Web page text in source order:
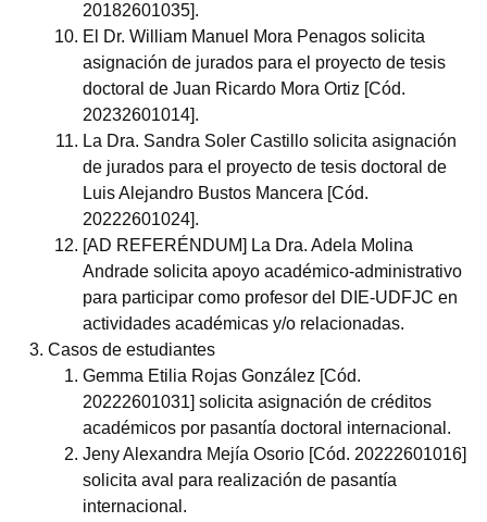
20182601035].
El Dr. William Manuel Mora Penagos solicita
asignación de jurados para el proyecto de tesis
doctoral de Juan Ricardo Mora Ortiz [Cód.
20232601014].
La Dra. Sandra Soler Castillo solicita asignación
de jurados para el proyecto de tesis doctoral de
Luis Alejandro Bustos Mancera [Cód.
20222601024].
[AD REFERÉNDUM] La Dra. Adela Molina
Andrade solicita apoyo académico-administrativo
para participar como profesor del DIE-UDFJC en
actividades académicas y/o relacionadas.
Casos de estudiantes
Gemma Etilia Rojas González [Cód.
20222601031] solicita asignación de créditos
académicos por pasantía doctoral internacional.
Jeny Alexandra Mejía Osorio [Cód. 20222601016]
solicita aval para realización de pasantía
internacional.